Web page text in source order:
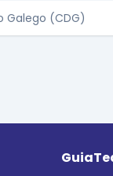
Galego (CDG)